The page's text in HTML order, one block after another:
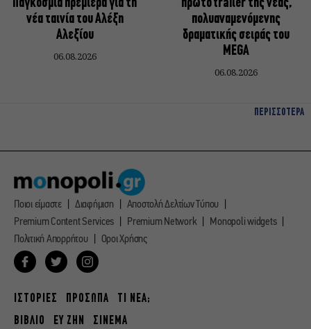
νέα ταινία του Αλέξη
Αλεξίου
06.08.2026
πολυαναμενόμενης
δραματικής σειράς του
MEGA
06.08.2026
ΠΕΡΙΣΣΟΤΕΡΑ
Ποιοι είμαστε Διαφήμιση
Αποστολή Δελτίων Τύπου
Premium Content Services
Premium Network
Monopoli widgets
Πολιτική Απορρήτου
Οροι Χρήσης
ΙΣΤΟΡΙΕΣ ΠΡΟΣΩΠΑ
ΤΙ ΝΕΑ;
ΒΙΒΛΙΟ
ΕΥ ΖΗΝ ΣΙΝΕΜΑ